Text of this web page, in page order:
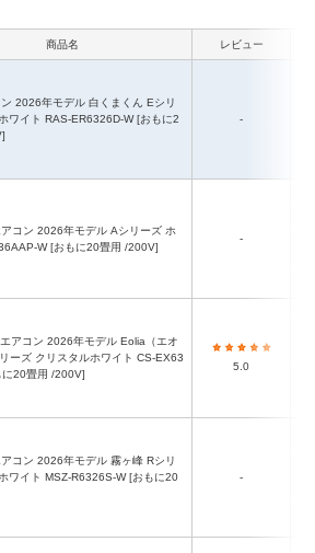
商品名 レビュー
ワイト RAS-ER6326D-W [おもに2
-
W [おもに20畳用 /200V]
-
ーズ クリスタルホワイト CS-EX63
に20畳用 /200V]
5.0
ワイト MSZ-R6326S-W [おもに20
-